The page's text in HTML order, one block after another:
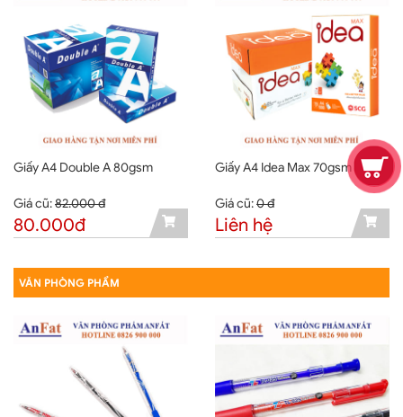
Giấy A4 Double A 80gsm
Giá cũ:82.000 đ
80.000đ
Giấy A4 Idea Max 70gsm
Giá cũ:0 đ
Liên hệ
VĂN PHÒNG PHẨM